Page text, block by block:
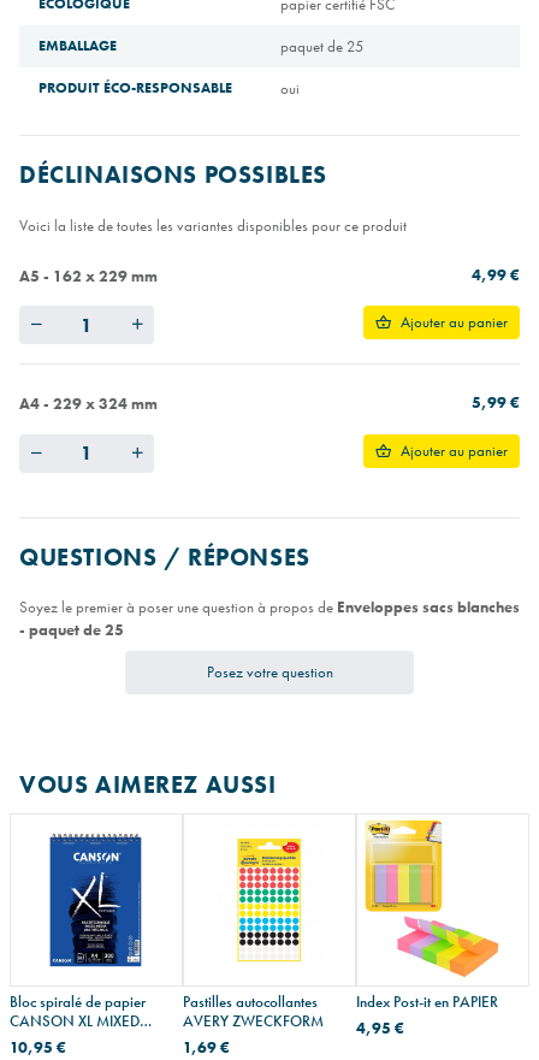
EMBALLAGE paquet de 25
PRODUIT ÉCO-RESPONSABLE oui
DÉCLINAISONS POSSIBLES
Voici la liste de toutes les variantes disponibles pour ce produit
A5 - 162 x 229 mm 4,99 €
Ajouter au panier
A4 - 229 x 324 mm 5,99 €
Ajouter au panier
QUESTIONS / RÉPONSES
Soyez le premier à poser une question à propos de Enveloppes sacs blanches
- paquet de 25
Posez votre question
VOUS AIMEREZ AUSSI
Bloc spiralé de papier
CANSON XL MIXED
MEDIA TEXTURED 300 g
10,95 €
Pastilles autocollantes
AVERY ZWECKFORM
1,69 €
Index Post-it en PAPIER
4,95 €